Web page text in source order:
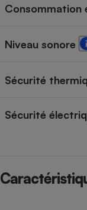
Consommation
Niveau sonore
Sécurité
Sécurité